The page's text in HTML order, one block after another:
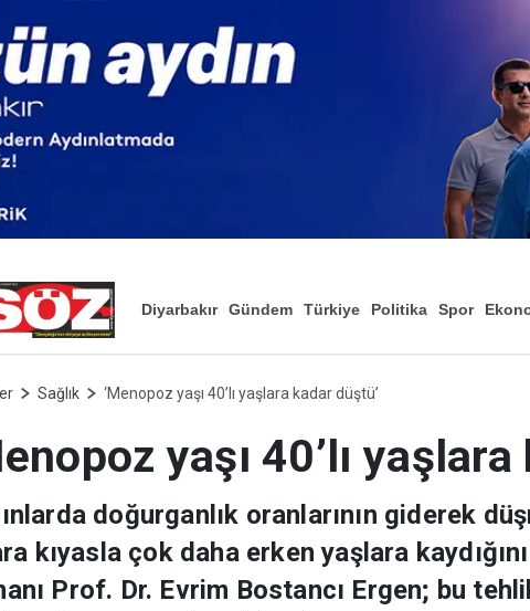
Diyarbakır Gündem Türkiye Politika Spor
Sağlık ‘Menopoz yaşı 40’lı yaşlara kadar düştü’
yaşı 40’lı
doğurganlık oranlarının giderek
kıyasla çok daha erken yaşlara
Prof. Dr. Evrim Bostancı Ergen; bu